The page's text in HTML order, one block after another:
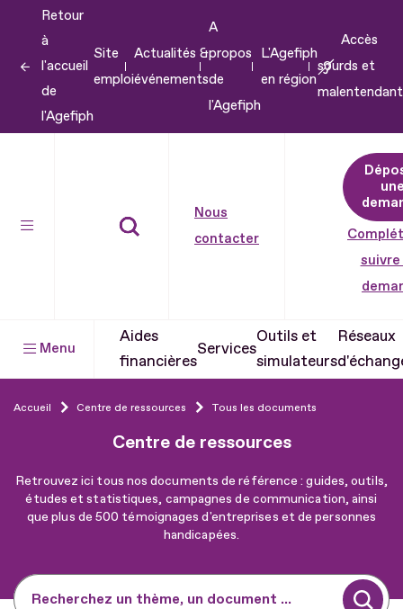
contenu
Retour
à
l'accueil
de
l'Agefiph
Site
emploi
Actualités &
événements
A
propos
de
l'Agefiph
L'Agefiph
en région
Accès
sourds et
Nous
contacter
suivre
Menu
Aides
financières
Services
Outils et
simulateurs
Réseaux
Accueil Centre de ressources Tous les documents
Centre de ressources
Retrouvez ici tous nos documents de référence : guides, outils,
études et statistiques, campagnes de communication, ainsi
que plus de 500 témoignages d'entreprises et de personnes
handicapées.
Recherchez un thème, un document ...